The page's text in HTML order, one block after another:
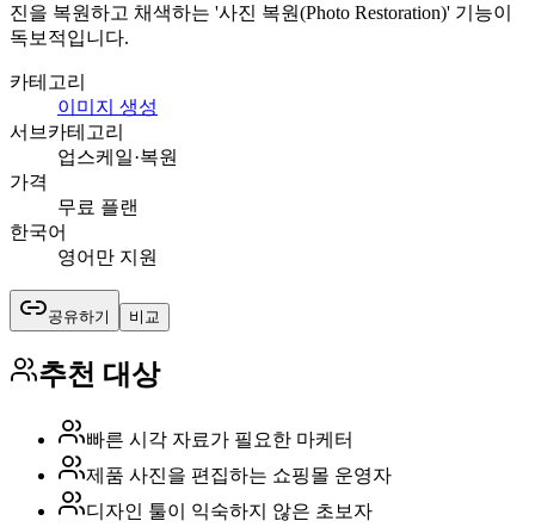
진을 복원하고 채색하는 '사진 복원(Photo Restoration)' 기능이
독보적입니다.
카테고리
이미지 생성
서브카테고리
업스케일·복원
가격
무료 플랜
한국어
영어만 지원
공유하기 비교
추천 대상
빠른 시각 자료가 필요한 마케터
제품 사진을 편집하는 쇼핑몰 운영자
디자인 툴이 익숙하지 않은 초보자